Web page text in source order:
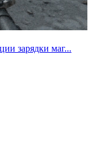
зарядки маг...